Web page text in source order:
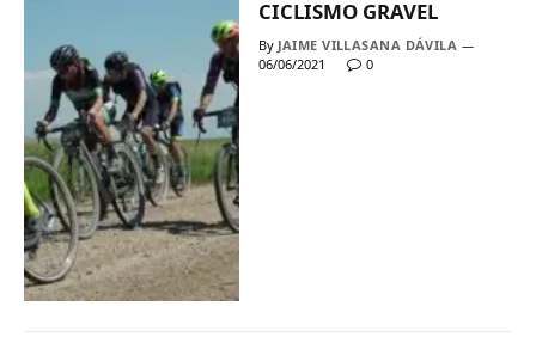
CICLISMO GRAVEL
By JAIME VILLASANA DÁVILA
06/06/2021
0